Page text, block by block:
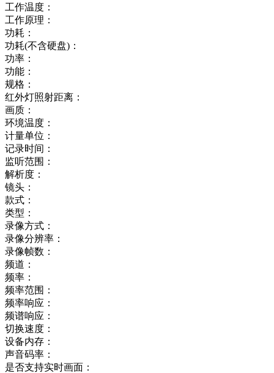
工作温度：
工作原理：
功耗：
功耗(不含硬盘)：
功率：
功能：
规格：
红外灯照射距离：
画质：
环境温度：
计量单位：
记录时间：
监听范围：
解析度：
镜头：
款式：
类型：
录像方式：
录像分辨率：
录像帧数：
频道：
频率：
频率范围：
频率响应：
频谱响应：
切换速度：
设备内存：
声音码率：
是否支持实时画面：